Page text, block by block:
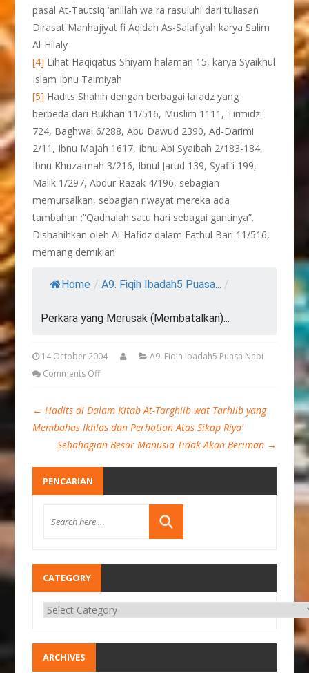
pasal At-Tautsiq ‘anillah wa ra rasuluhi dari tuliasan
Dirasat Manhajiyat fi Aqidah As-Salafiyah karya Salim
Al-Hilaly
[4] Lihat Haqiqatus Shiyam halaman 15, karya Syaikhul
Islam Ibnu Taimiyah
[5] Hadits Shahih dengan berbagai lafadz yang
berbeda dari Bukhari 11/516, Muslim 1111, Tirmidzi
724, Baghwai 6/288, Abu Dawud 2390, Ad-Darimi
2/11, Ibnu Majah 1617, Ibnu Abi Syaibah 2/183-184,
Ibnu Khuzaimah 3/216, Ibnul Jarud 139, Syafi’i 199,
Malik 1/297, Abdur Razak 4/196, sebagian
memursalkan, sebagian riwayat mereka ada
tambahan :”Qadhalah satu hari sebagai gantinya”.
Dishahihkan oleh Al-Hafidz dalam Fathul Bari 11/516,
memang demikian
Home / A9. Fiqih Ibadah5 Puasa... /
Perkara yang Merusak (Membatalkan)...
14 October 2004
A9. Fiqih Ibadah5 Puasa Nabi
Comments Off
← Hadits di Dalam Kitab At-Targhiib wat Tarhiib yang
Membahas Ikhlas dan Perhatian Atas Sikap Riya’
Sebahagian Besar Manusia Tidak Akan Beriman →
PENCARIAN
CATEGORY
ARCHIVES